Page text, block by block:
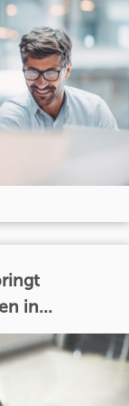
in...